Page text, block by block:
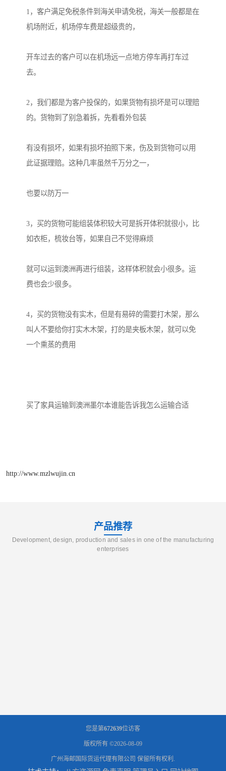
1，客户满足免税条件到海关申请免税，海关一般都是在
机场附近，机场停车费是超级贵的，
开车过去的客户可以在机场远一点地方停车再打车过
去。
2，我们都是为客户投保的，如果货物有损坏是可以理赔
的。货物到了别急着拆，先看看外包装
有没有损坏，如果有损坏拍照下来，伤及到货物可以用
此证据理赔。这种几率虽然千万分之一，
也要以防万一
3，买的货物可能组装体积较大可是拆开体积就很小，比
如衣柜，梳妆台等，如果自己不觉得麻烦
就可以运到澳洲再进行组装，这样体积就会小很多。运
费也会少很多。
4，买的货物没有实木，但是有易碎的需要打木架，那么
叫人不要给你打实木木架，打的是夹板木架，就可以免
一个熏蒸的费用
买了家具运输到澳洲墨尔本谁能告诉我怎么运输合适
http://www.mzlwujin.cn
产品推荐
Development, design, production and sales in one of the manufacturing
enterprises
您是第672639位访客
版权所有 ©2026-08-09
广州海邮国际货运代理有限公司 保留所有权利.